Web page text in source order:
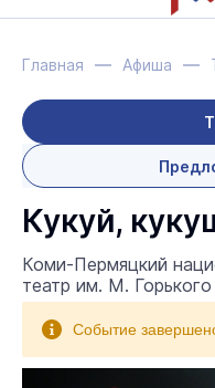
Главная Афиша
Кукуй,
Коми-Пермяцкий
театр им. М. Горького
Событие